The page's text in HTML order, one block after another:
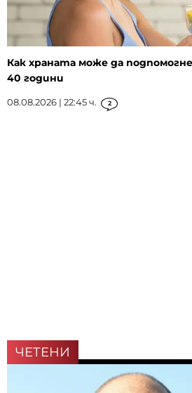
Как храната може да
40 години
08.08.2026 | 22:45 ч. 2
ЧЕТЕНИ